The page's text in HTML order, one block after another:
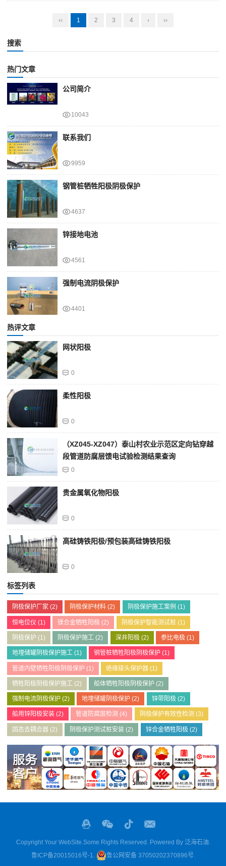
‹‹ 1 2 3 4 › ››
搜索
热门文章
公司简介
10043
联系我们
9959
钢管桩牺牲阳极阴极保护
4637
锌接地电池
4561
强制电流阴极保护
4401
热评文章
网状阳极
0
柔性阳极
0
（XZ045-XZ047）泰山村农业示范区定向钻穿越
段管道防腐层馈电试验检测结果查询
0
贵金属氧化物阳极
0
高硅铸铁阳极/预包装高硅铸铁阳极
0
标签列表
阴极保护厂家 (2) 阴极保护材料 (2) 阴极保护施工案例 (1)
恒电位仪 (1) 镁合金牺牲阳极 (2) 阴极保护智能测试桩(1)
阴极保护 (1) 阴极保护施工 (2) 深井阳极 (2) 参比电极 (1)
地埋储罐阴极保护施工 (1) 钢管桩牺牲阳极阴极保护 (1)
管道内壁牺牲阳极阴极保护 (1) 绝缘接头保护器 (1)
牺牲阳极阴极保护施工 (2) 船体牺牲阳极阴极保护 (2)
强制电流阴极保护 (2) 地埋储罐阴极保护 (2) 锌带阳极 (2)
船用锌阳极安装 (2) 管道防腐层检测 (4) 阴极保护有效性检测 (3)
固态去耦合器 (2) 阴极保护测试桩安装 (2) 锌合金牺牲阳极 (2)
Copyright Your WebSite.Some Rights Reserved. Powered By 泛海石油.
鲁ICP备20015016号-1. 鲁公网安备 37050202370896号.